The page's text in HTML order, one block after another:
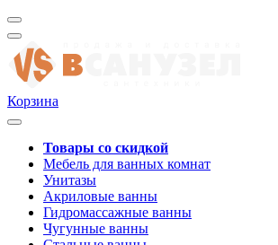
Корзина
Товары со скидкой
Мебель для ванных комнат
Унитазы
Акриловые ванны
Гидромассажные ванны
Чугунные ванны